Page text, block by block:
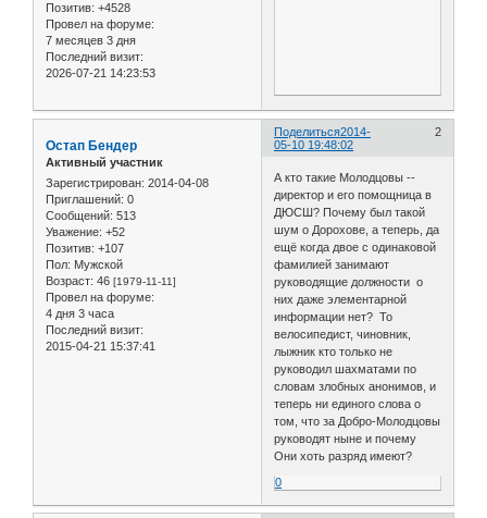
Позитив: +4528
Провел на форуме:
7 месяцев 3 дня
Последний визит:
2026-07-21 14:23:53
Поделиться 2
2014-
05-10 19:48:02
Остап Бендер
Активный участник
Зарегистрирован: 2014-04-08
Приглашений: 0
Сообщений: 513
Уважение: +52
Позитив: +107
Пол: Мужской
Возраст: 46 [1979-11-11]
Провел на форуме:
4 дня 3 часа
Последний визит:
2015-04-21 15:37:41
А кто такие Молодцовы --
директор и его помощница в
ДЮСШ? Почему был такой
шум о Дорохове, а теперь, да
ещё когда двое с одинаковой
фамилией занимают
руководящие должности о
них даже элементарной
информации нет? То
велосипедист, чиновник,
лыжник кто только не
руководил шахматами по
словам злобных анонимов, и
теперь ни единого слова о
том, что за Добро-Молодцовы
руководят ныне и почему
Они хоть разряд имеют?
0